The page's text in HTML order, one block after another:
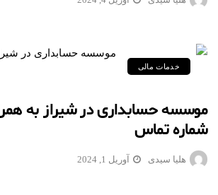
خدمات مالی
موسسه حسابداری در شیراز به
شماره تماس
هلیا سیدی آوریل 1, 2024